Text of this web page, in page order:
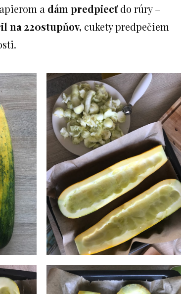
a dám predpiecťdo rúry –
na 220stupňov, cukety predpečiem